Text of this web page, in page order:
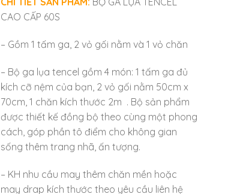
CAO CẤP 60S
– Gồm 1 tấm ga, 2 vỏ gối nằm và 1 vỏ chăn
– Bộ ga lụa tencel gồm 4 món: 1 tấm ga đủ
kích cỡ nệm của bạn, 2 vỏ gối nằm 50cm x
70cm, 1 chăn kích thước 2m . Bộ sản phẩm
được thiết kế đồng bộ theo cùng một phong
cách, góp phần tô điểm cho không gian
sống thêm trang nhã, ấn tượng.
– KH nhu cầu may thêm chăn mền hoặc
may drap kích thước theo yêu cầu liên hệ